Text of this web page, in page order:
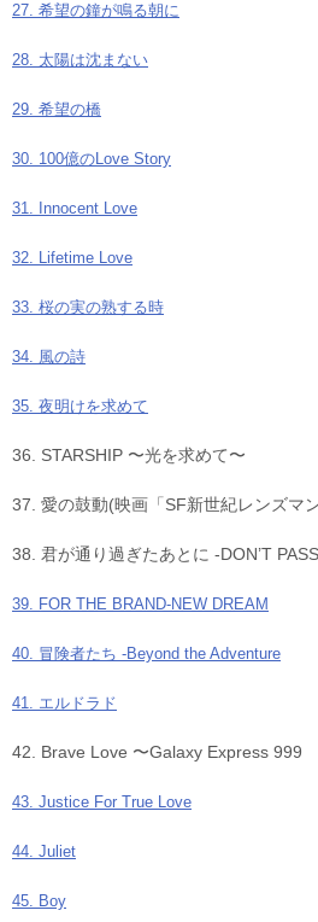
27. 希望の鐘が鳴る朝に
28. 太陽は沈まない
29. 希望の橋
30. 100億のLove Story
31. Innocent Love
32. Lifetime Love
33. 桜の実の熟する時
34. 風の詩
35. 夜明けを求めて
36. STARSHIP 〜光を求めて〜
37. 愛の鼓動(映画「SF新世紀レンズマ
38. 君が通り過ぎたあとに -DON’T
39. FOR THE BRAND-NEW DREAM
40. 冒険者たち -Beyond the Adventure
41. エルドラド
42. Brave Love 〜Galaxy Express 999
43. Justice For True Love
44. Juliet
45. Boy